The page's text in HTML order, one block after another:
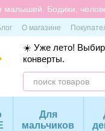
Бодики,
О магазине
☀️ Уже лето!
конверты.
Для
мальчиков